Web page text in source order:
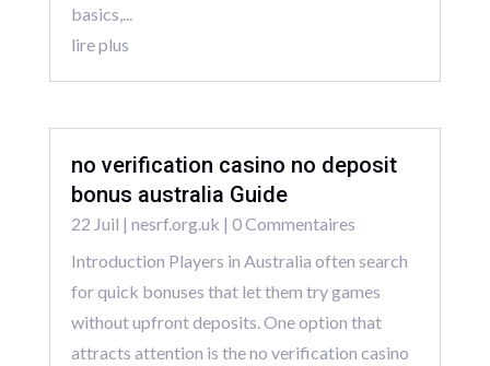
basics,...
lire plus
no verification casino no deposit
bonus australia Guide
22 Juil | nesrf.org.uk | 0 Commentaires
Introduction Players in Australia often search
for quick bonuses that let them try games
without upfront deposits. One option that
attracts attention is the no verification casino